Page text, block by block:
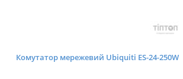
Комутатор мережевий Ubiquiti ES-24-250W